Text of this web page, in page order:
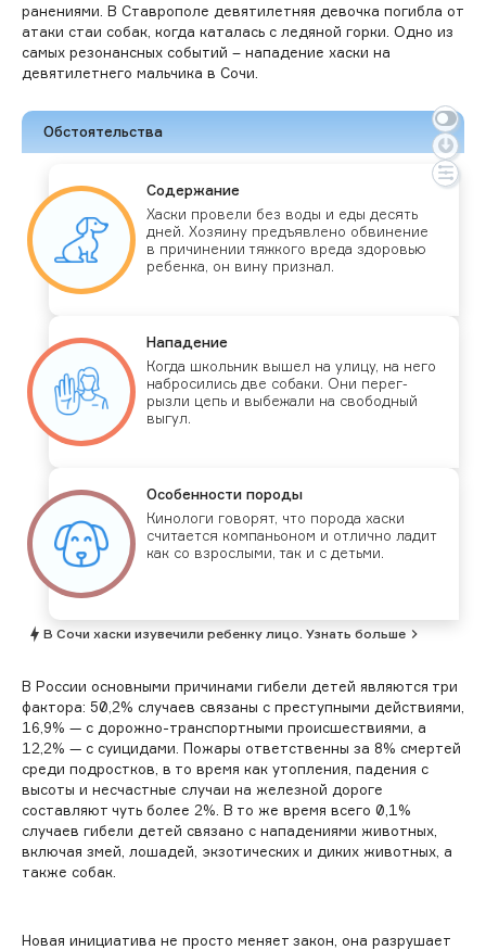
ранениями. В Ставрополе девятилетняя девочка погибла от
атаки стаи собак, когда каталась с ледяной горки. Одно из
самых резонансных событий – нападение хаски на
девятилетнего мальчика в Сочи.
Обстоятельства
Со­дер­жа­ние
Хас­ки про­вели без во­ды и еды де­сять
дней. Хо­зя­ину предъ­яв­ле­но об­ви­нение
в при­чине­нии тяж­ко­го вре­да здо­ровью
ре­бен­ка, он ви­ну приз­нал.
На­паде­ние
Ког­да школь­ник вы­шел на ули­цу, на не­го
наб­ро­сились две со­баки. Они пе­рег­
рызли цепь и вы­бежа­ли на сво­бод­ный
вы­гул.
Осо­бен­ности по­роды
Ки­ноло­ги го­ворят, что по­рода хас­ки
счи­та­ет­ся ком­пань­оном и от­лично ла­дит
как со взрос­лы­ми, так и с деть­ми.
В Сочи хаски изувечили ребенку лицо. Узнать больше
В России основными причинами гибели детей являются три
фактора: 50,2% случаев связаны с преступными действиями,
16,9% — с дорожно-транспортными происшествиями, а
12,2% — с суицидами. Пожары ответственны за 8% смертей
среди подростков, в то время как утопления, падения с
высоты и несчастные случаи на железной дороге
составляют чуть более 2%. В то же время всего 0,1%
случаев гибели детей связано с нападениями животных,
включая змей, лошадей, экзотических и диких животных, а
также собак.
Новая инициатива не просто меняет закон, она разрушает